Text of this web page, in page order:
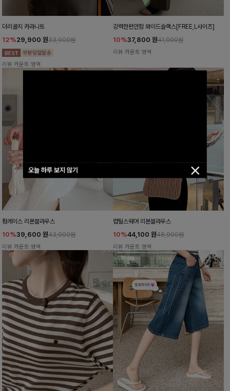
오늘 하루 보지 않기
더리골지 카라니트
12%29,900 원33,900원
리뷰 카운트 영역
강력한편안함 와이드슬랙스[FREE,L사이즈]
10%37,800 원41,900원
리뷰 카운트 영역
펌레이스 리본블라우스
10%39,600 원43,900원
리뷰 카운트 영역
럽틸스퀘어 리본블라우스
10%44,100 원48,900원
리뷰 카운트 영역